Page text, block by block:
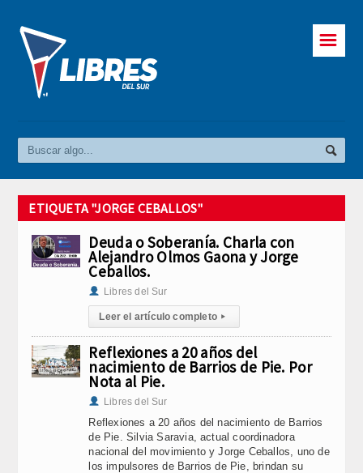
☰
ETIQUETA "JORGE CEBALLOS"
Deuda o Soberanía. Charla con
Alejandro Olmos Gaona y Jorge
Ceballos.
Libres del Sur
Leer el artículo completo ▸
Reflexiones a 20 años del
nacimiento de Barrios de Pie. Por
Nota al Pie.
Libres del Sur
Reflexiones a 20 años del nacimiento de Barrios
de Pie. Silvia Saravia, actual coordinadora
nacional del movimiento y Jorge Ceballos, uno de
los impulsores de Barrios de Pie, brindan su